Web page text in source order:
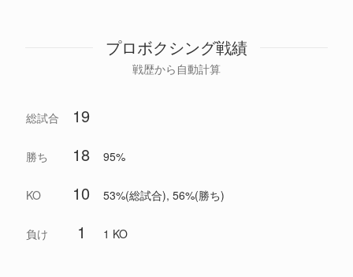
プロボクシング戦績
戦歴から自動計算
総試合 19
勝ち 18 95%
KO 10 53%(総試合), 56%(勝ち)
負け 1 1 KO